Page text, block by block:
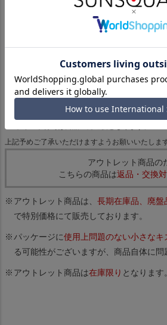
プリント生地の商品については、生地の裁断
お使いのパソコンのモニター環境によって、
少異なる場合もございます。予めご了承くださ
サイズ表記は、2cm程度（ニットの場合は2～
上記予めご了承いただけますようお願いいたします
アウトレット商品の
こちらの商品は返品・交換
アウトレット商品は、 長期在庫品、廃盤
で特別価格にて販売しております。
パッケージに使用上問題のない小さな
る可能性がございますが、商品自体に問
アウトレット商品は在庫限り となります。